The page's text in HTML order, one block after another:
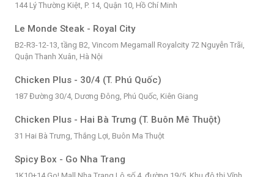
144 Lý Thường Kiệt, P. 14, Quận 10, Hồ Chí Minh
Le Monde Steak - Royal City
B2-R3-12-13, tầng B2, Vincom Megamall Royalcity 72 Nguyễn Trãi,
Quận Thanh Xuân, Hà Nội
Chicken Plus - 30/4 (T. Phú Quốc)
187 Đường 30/4, Dương Đông, Phú Quốc, Kiên Giang
Chicken Plus - Hai Bà Trưng (T. Buôn Mê Thuột)
31 Hai Bà Trưng, Thắng Lợi, Buôn Ma Thuột
Spicy Box - Go Nha Trang